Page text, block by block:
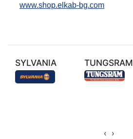
www.shop.elkab-bg.com
SYLVANIA TUNGSRAM
‹ ›